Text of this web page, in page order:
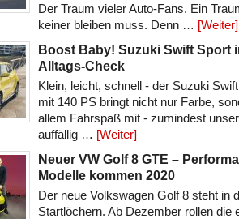
Der Traum vieler Auto-Fans. Ein
keiner bleiben muss. Denn … [Weiter]
Boost Baby! Suzuki Swift Sport
Alltags-Check
Klein, leicht, schnell - der Suzuki
mit 140 PS bringt nicht nur Farbe,
allem Fahrspaß mit - zumindest unser
auffällig … [Weiter]
Neuer VW Golf 8 GTE –
Modelle kommen 2020
Der neue Volkswagen Golf 8 steht in
Startlöchern. Ab Dezember rollen die